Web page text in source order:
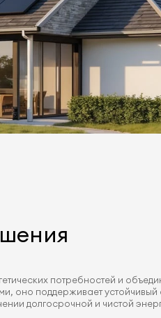
потребностей и
оно поддерживает
долгосрочной и чистой